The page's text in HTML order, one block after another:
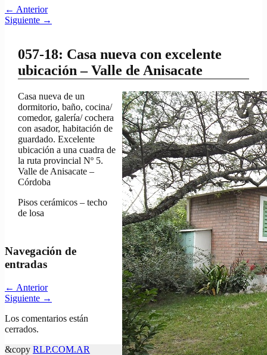
← Anterior
Siguiente →
057-18: Casa nueva con excelente
ubicación – Valle de Anisacate
Casa nueva de un
dormitorio, baño, cocina/
comedor, galería/ cochera
con asador, habitación de
guardado. Excelente
ubicación a una cuadra de
la ruta provincial Nº 5.
Valle de Anisacate –
Córdoba
Pisos cerámicos – techo
de losa
Navegación de
entradas
← Anterior
Siguiente →
Los comentarios están
cerrados.
&copy RLP.COM.AR